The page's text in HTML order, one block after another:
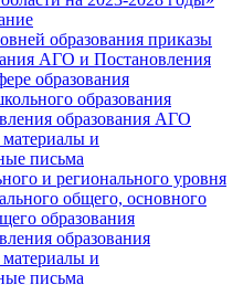
образования приказы
АГО и Постановления
образования
образования
образования АГО
и
письма
и регионального уровня
общего, основного
образования
образования
и
письма